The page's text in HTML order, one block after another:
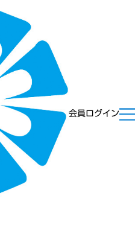
会員ログイン